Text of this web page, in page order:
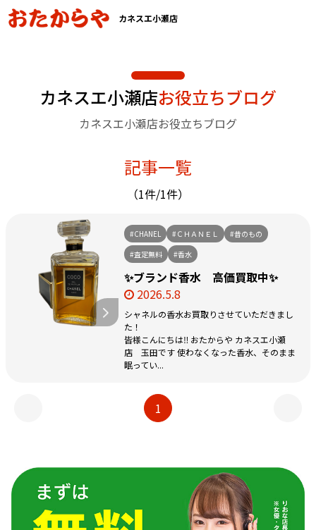
カネスエ小瀬店
カネスエ小瀬店お役立ちブログ
カネスエ小瀬店お役立ちブログ
記事一覧
（1件/1件）
#CHANEL #ＣＨＡＮＥＬ
#昔のもの
#査定無料
#香水
✨ブランド香水 高価買取中✨
2026.5.8
シャネルの香水お買取りさせていただきまし
た！
皆様こんにちは‼ おたからや カネスエ小瀬
店 玉田です 使わなくなった香水、そのまま
眠ってい...
1